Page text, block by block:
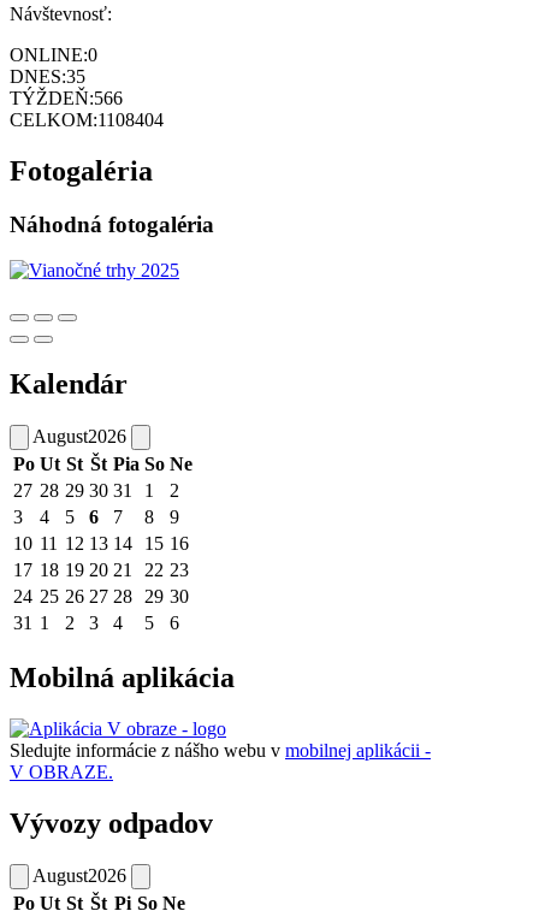
Návštevnosť:
ONLINE:0
DNES:35
TÝŽDEŇ:566
CELKOM:1108404
Fotogaléria
Náhodná fotogaléria
Kalendár
August2026
Po Ut St Št Pia So Ne
27 28 29 30 31 1
2
3
4 5 6 7 8
9
10 11 12 13 14 15 16
17 18 19 20 21 22 23
24 25 26 27 28 29 30
31 1 2 3 4 5 6
Mobilná aplikácia
Sledujte informácie z nášho webu v mobilnej aplikácii -
V OBRAZE.
Vývozy odpadov
August2026
Po Ut St Št Pi So Ne